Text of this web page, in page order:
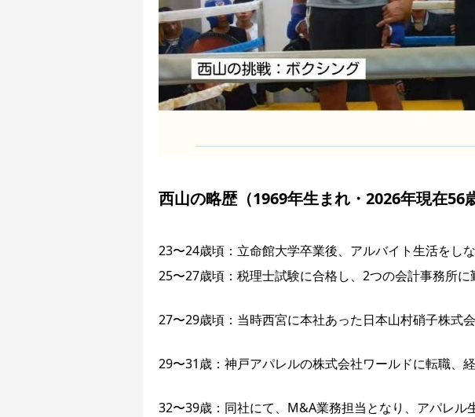
西山の略歴（1969年生まれ・2026年現在56
23〜24歳頃：立命館大学卒業後、アルバイト生活をし
25〜27歳頃：税理士試験に合格し、2つの会計事務所に
27〜29歳頃：当時西宮に本社あった日本山村硝子株式
29〜31歳：神戸アパレルの株式会社ワールドに転職、
32〜39歳：同社にて、M&A業務担当となり、アパレル